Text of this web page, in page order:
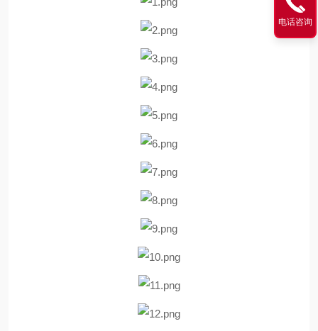
电话咨询